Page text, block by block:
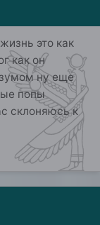
это как
как он
ну еще
попы
склоняюсь к